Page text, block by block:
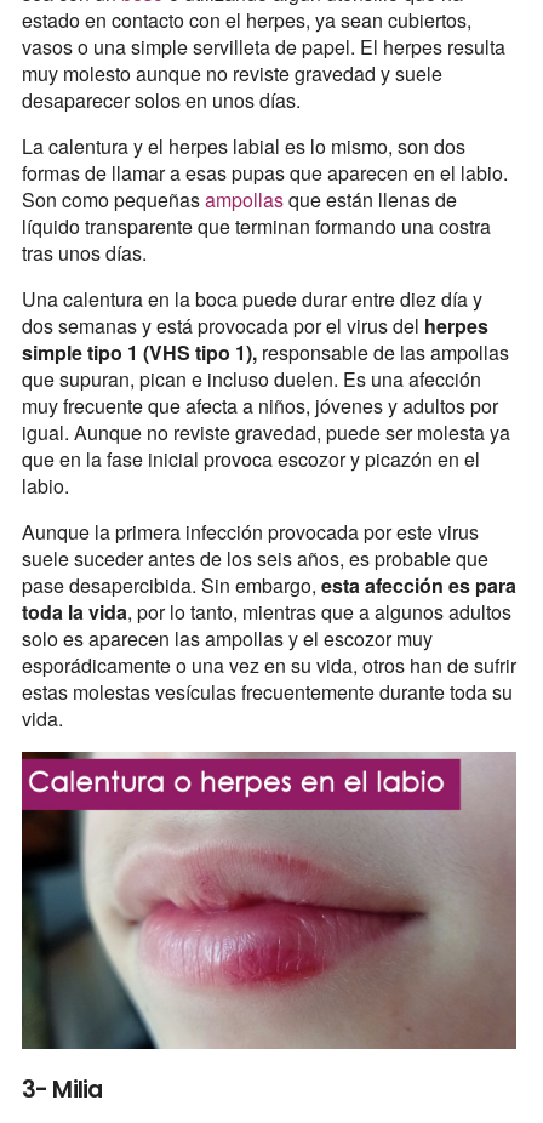
estado en contacto con el herpes, ya sean cubiertos,
vasos o una simple servilleta de papel. El herpes resulta
muy molesto aunque no reviste gravedad y suele
desaparecer solos en unos días.
La calentura y el herpes labial es lo mismo, son dos
formas de llamar a esas pupas que aparecen en el labio.
Son como pequeñasampollasque están llenas de
líquido transparente que terminan formando una costra
tras unos días.
Una calentura en la boca puede durar entre diez día y
dos semanas y está provocada por el virus del herpes
simple tipo 1 (VHS tipo 1),responsable de las ampollas
que supuran, pican e incluso duelen. Es una afección
muy frecuente que afecta a niños, jóvenes y adultos por
igual. Aunque no reviste gravedad, puede ser molesta ya
que en la fase inicial provoca escozor y picazón en el
labio.
Aunque la primera infección provocada por este virus
suele suceder antes de los seis años, es probable que
pase desapercibida. Sin embargo, esta afección es para
toda la vida, por lo tanto, mientras que a algunos adultos
solo es aparecen las ampollas y el escozor muy
esporádicamente o una vez en su vida, otros han de sufrir
estas molestas vesículas frecuentemente durante toda su
vida.
3- Milia